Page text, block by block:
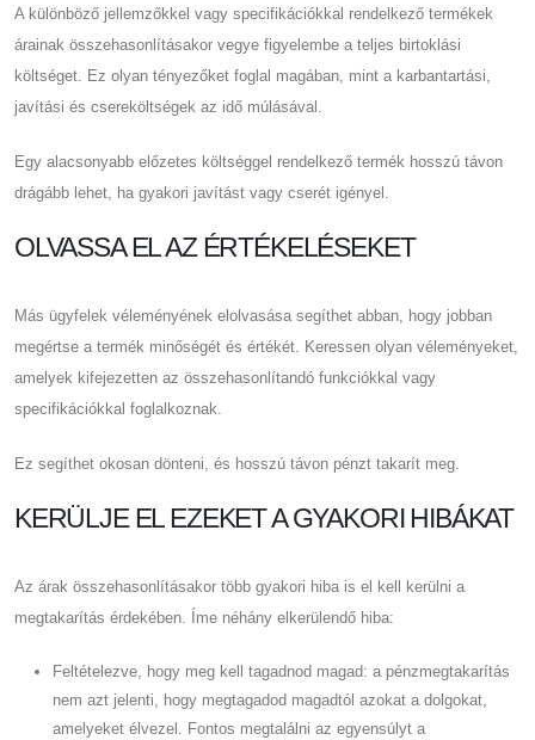
A különböző jellemzőkkel vagy specifikációkkal rendelkező termékek
árainak összehasonlításakor vegye figyelembe a teljes birtoklási
költséget. Ez olyan tényezőket foglal magában, mint a karbantartási,
javítási és csereköltségek az idő múlásával.
Egy alacsonyabb előzetes költséggel rendelkező termék hosszú távon
drágább lehet, ha gyakori javítást vagy cserét igényel.
OLVASSA EL AZ ÉRTÉKELÉSEKET
Más ügyfelek véleményének elolvasása segíthet abban, hogy jobban
megértse a termék minőségét és értékét. Keressen olyan véleményeket,
amelyek kifejezetten az összehasonlítandó funkciókkal vagy
specifikációkkal foglalkoznak.
Ez segíthet okosan dönteni, és hosszú távon pénzt takarít meg.
KERÜLJE EL EZEKET A GYAKORI HIBÁKAT
Az árak összehasonlításakor több gyakori hiba is el kell kerülni a
megtakarítás érdekében. Íme néhány elkerülendő hiba:
Feltételezve, hogy meg kell tagadnod magad: a pénzmegtakarítás
nem azt jelenti, hogy megtagadod magadtól azokat a dolgokat,
amelyeket élvezel. Fontos megtalálni az egyensúlyt a